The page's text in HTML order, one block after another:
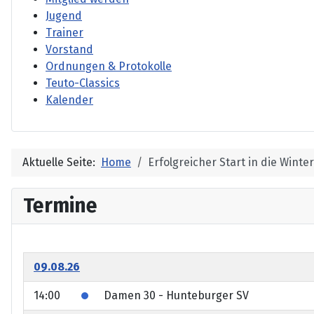
Jugend
Trainer
Vorstand
Ordnungen & Protokolle
Teuto-Classics
Kalender
Aktuelle Seite: Home Erfolgreicher Start in die
Termine
09.08.26
14:00 Damen 30 - Hunteburger SV